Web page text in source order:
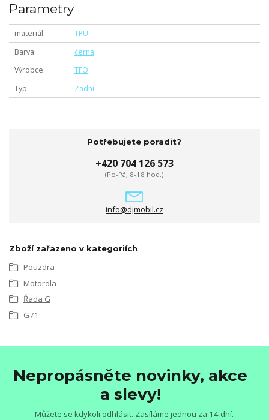
Parametry
materiál
TPU
Barva
černá
Výrobce
TFO
Typ
Zadní
Potřebujete poradit?
+420 704 126 573
(Po-Pá, 8-18 hod.)
info@djmobil.cz
Zboží zařazeno v kategoriích
Pouzdra
Motorola
Řada G
G71
Nepropásněte novinky, akce
a slevy!
Můžete se kdykoli odhlásit. Zasíláme jednou za 14 dní.